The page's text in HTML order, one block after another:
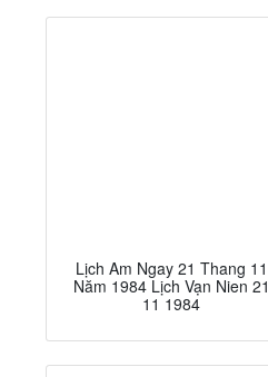
Lịch Am Ngay 21 Thang 11
Năm 1984 Lịch Vạn Nien 21
11 1984